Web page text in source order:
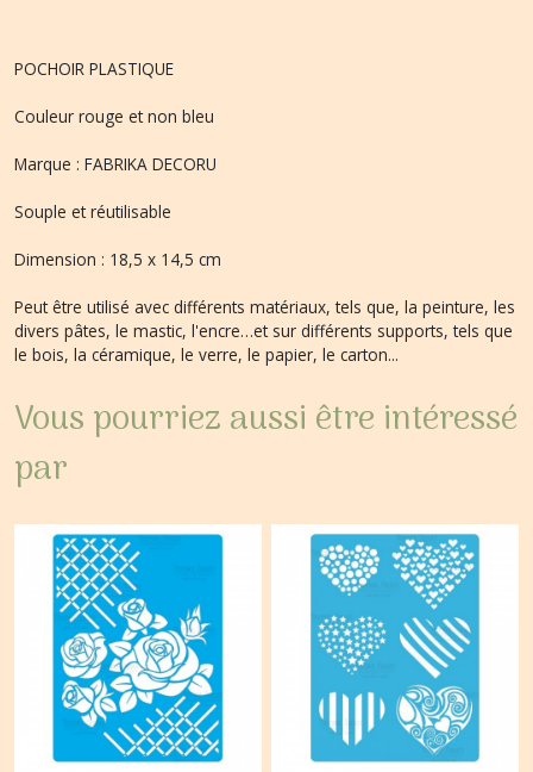
POCHOIR PLASTIQUE
Couleur rouge et non bleu
Marque : FABRIKA DECORU
Souple et réutilisable
Dimension : 18,5 x 14,5 cm
Peut être utilisé avec différents matériaux, tels que, la peinture, les
divers pâtes, le mastic, l'encre…et sur différents supports, tels que
le bois, la céramique, le verre, le papier, le carton...
Vous pourriez aussi être intéressé
par